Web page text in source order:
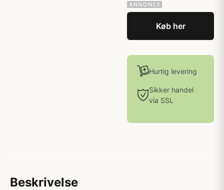
Køb her
Hurtig levering
Sikker handel
via SSL
Beskrivelse